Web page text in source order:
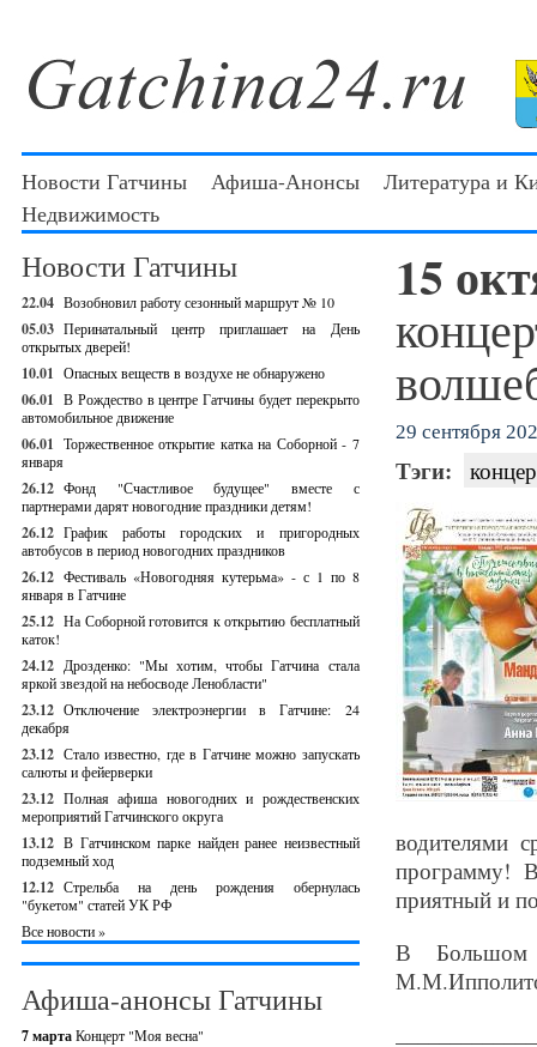
Новости Гатчины Афиша-Анонсы
Литература и
Недвижимость
Новости Гатчины
22.04 Возобновил работу сезонный маршрут № 10
05.03 Перинатальный центр приглашает на День
открытых дверей!
10.01 Опасных веществ в воздухе не обнаружено
06.01 В Рождество в центре Гатчины будет перекрыто
автомобильное движение
06.01 Торжественное открытие катка на Соборной - 7
января
26.12 Фонд "Счастливое будущее" вместе с
партнерами дарят новогодние праздники детям!
26.12 График работы городских и пригородных
автобусов в период новогодних праздников
26.12 Фестиваль «Новогодняя кутерьма» - с 1 по 8
января в Гатчине
25.12 На Соборной готовится к открытию бесплатный
каток!
24.12 Дрозденко: "Мы хотим, чтобы Гатчина стала
яркой звездой на небосводе Ленобласти"
23.12 Отключение электроэнергии в Гатчине: 24
декабря
23.12 Стало известно, где в Гатчине можно запускать
салюты и фейерверки
23.12 Полная афиша новогодних и рождественских
мероприятий Гатчинского округа
13.12 В Гатчинском парке найден ранее неизвестный
подземный ход
12.12 Стрельба на день рождения обернулась
"букетом" статей УК РФ
Все новости »
Афиша-анонсы Гатчины
7 мартаКонцерт "Моя весна"
15
29 сентября
Тэги:
водителями
программу!
приятный и
В Большом